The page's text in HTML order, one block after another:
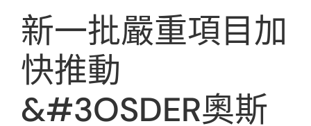
新一批嚴重項目加
快推動
&#3OSDER奧斯